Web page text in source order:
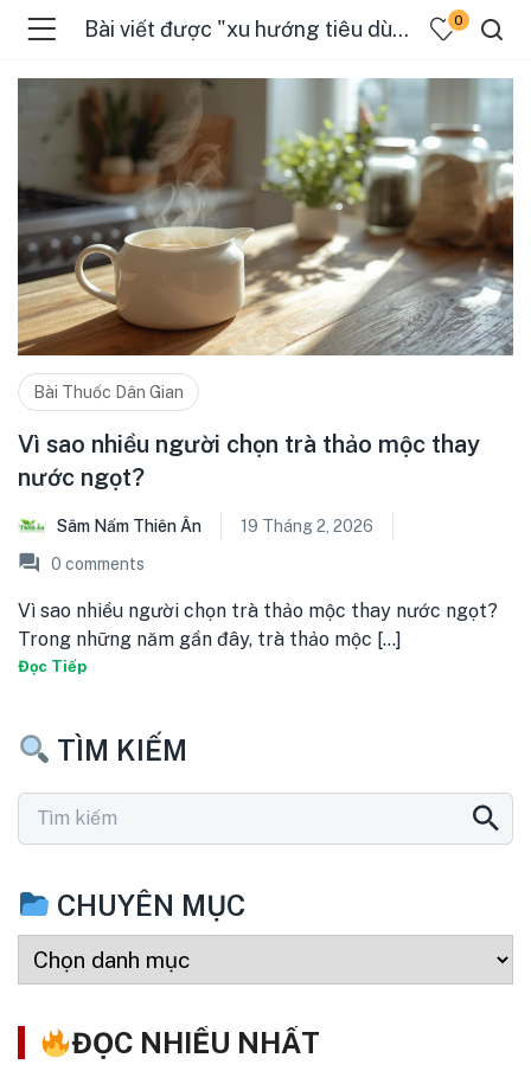
Bài viết được "xu hướng tiêu dùng" 0
Bài Thuốc Dân Gian
Vì sao nhiều người chọn trà thảo mộc thay
nước ngọt?
Sâm Nấm Thiên Ân
19 Tháng 2, 2026
0 comments
Vì sao nhiều người chọn trà thảo mộc thay nước ngọt?
Trong những năm gần đây, trà thảo mộc [...]
Đọc Tiếp
TÌM KIẾM
CHUYÊN MỤC
ĐỌC NHIỀU NHẤT